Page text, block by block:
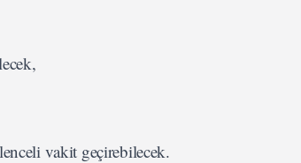
vakit geçirebilecek.